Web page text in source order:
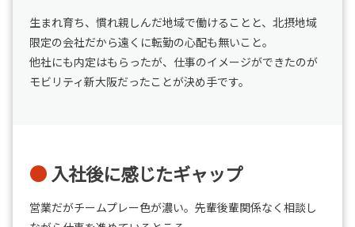
生まれ育ち、慣れ親しんだ地域で働けることと、北摂地域
限定の会社だから遠くに転勤の心配も無いこと。
他社にも内定はもらったが、仕事のイメージができたのが
モビリティ新大阪だったことが決め手です。
入社後に感じたギャップ
営業だがチームプレー色が濃い。先輩後輩関係なく相談し